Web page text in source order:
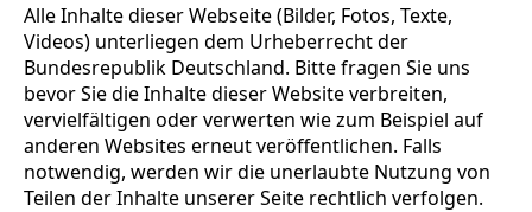
Alle Inhalte dieser Webseite (Bilder, Fotos, Texte,
Videos) unterliegen dem Urheberrecht der
Bundesrepublik Deutschland. Bitte fragen Sie uns
bevor Sie die Inhalte dieser Website verbreiten,
vervielfältigen oder verwerten wie zum Beispiel auf
anderen Websites erneut veröffentlichen. Falls
notwendig, werden wir die unerlaubte Nutzung von
Teilen der Inhalte unserer Seite rechtlich verfolgen.